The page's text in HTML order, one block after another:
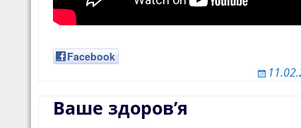
Facebook
Ваше здоров’я